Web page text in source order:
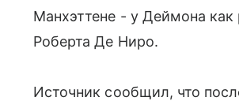
Манхэттене - у Деймона
Роберта Де Ниро.
Источник сообщил, что